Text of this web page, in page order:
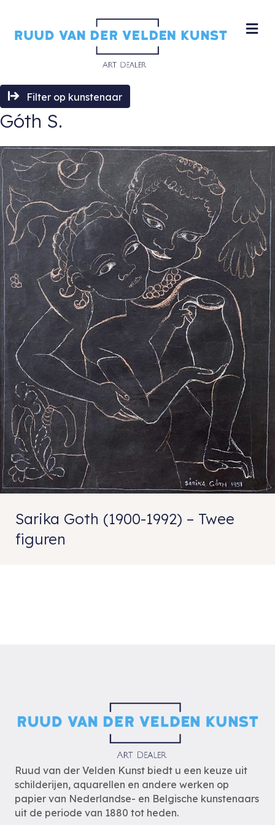
Filter op kunstenaar
Góth S.
Sarika Goth (1900-1992) – Twee
figuren
Ruud van der Velden Kunst biedt u een keuze uit
schilderijen, aquarellen en andere werken op
papier van Nederlandse- en Belgische kunstenaars
uit de periode van 1880 tot heden.